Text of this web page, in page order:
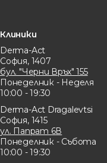
Клиники
Derma-Act
София, 1407
бул. "Черни Връх" 155
Понеделник - Неделя
10:00 - 19:30
Derma-Act Dragalevtsi
София, 1415
ул. Папрат 6В
Понеделник - Събота
10:00 - 19:30